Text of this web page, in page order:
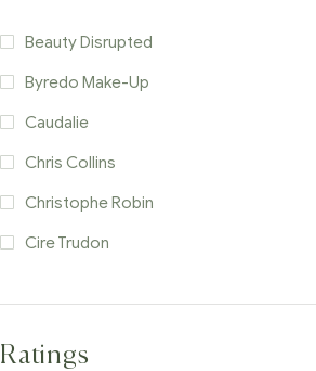
Beauty Disrupted
Byredo Make-Up
Caudalie
Chris Collins
Christophe Robin
Cire Trudon
Ratings